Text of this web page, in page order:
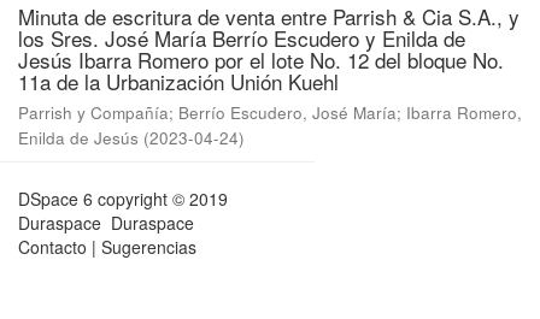
Minuta de escritura de venta entre Parrish & Cia S.A., y
los Sres. José María Berrío Escudero y Enilda de
Jesús Ibarra Romero por el lote No. 12 del bloque No.
11a de la Urbanización Unión Kuehl
Parrish y Compañía; Berrío Escudero, José María; Ibarra Romero,
Enilda de Jesús (2023-04-24)
DSpace 6 copyright © 2019
Duraspace Duraspace
Contacto | Sugerencias